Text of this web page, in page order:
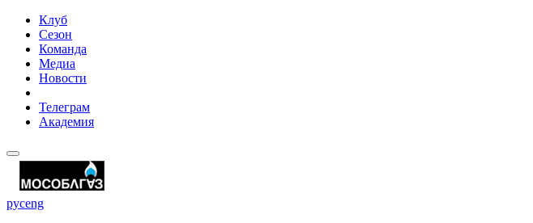
Клуб
Сезон
Команда
Медиа
Новости
Телеграм
Академия
русeng